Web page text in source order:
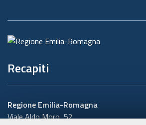
Recapiti
Regione Emilia-Romagna
Viale Aldo Moro, 52